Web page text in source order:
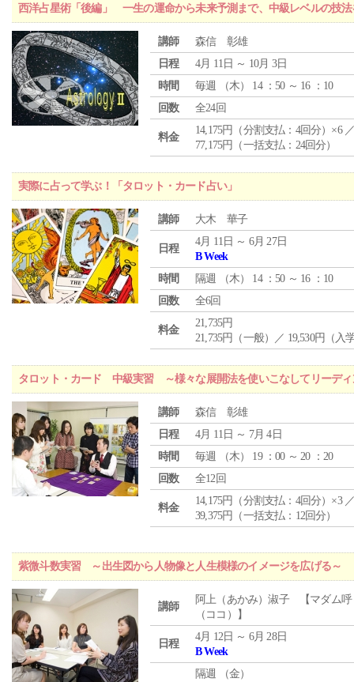
西洋占星術「後編」 一生の運命から未来予測まで、中級レベルの技法
講師
森信 彰雄
日程
4月 11日 ～ 10月 3日
時間
毎週 （木） 14 ：50 ～ 16 ：10
回数
全24回
料金
14,175円（分割支払：4回分）×6
77,175円（一括支払：24回分）
実際に占って学ぶ！「タロット・カード占い」
講師 大木 華子
日程
4月 11日 ～ 6月 27日
B Week
時間
隔週 （木） 14 ：50 ～ 16 ：10
回数
全6回
料金
21,735円
21,735円（一般）／ 19,530円（入
タロット・カード 中級実習 ～様々な展開法を使いこなしてリーディ
講師
森信 彰雄
日程
4月 11日 ～ 7月 4日
時間
毎週 （木） 19 ：00 ～ 20 ：20
回数
全12回
料金
14,175円（分割支払：4回分）×3
39,375円（一括支払：12回分）
紫微斗数実習 ～出生図から人物像と人生模様のイメージを広げる～
講師
阿上（あかみ）淑子 【マダム呼
（ココ）】
日程
4月 12日 ～ 6月 28日
B Week
隔週 （金）